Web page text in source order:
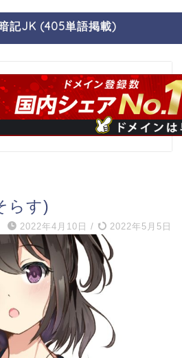
記JK (405単語掲載)
らす)
2022年4月10日 / 2022年5月5日